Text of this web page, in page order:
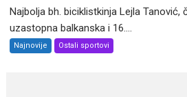
Najbolja bh. biciklistkinja Lejla Tanović,
uzastopna balkanska i 16....
Najnovije Ostali sportovi